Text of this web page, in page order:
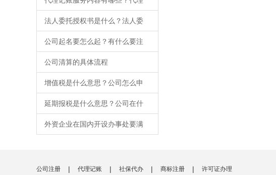
法人委托授权书是什么？法人委
公司起名要怎么起？有什么要注
公司清算的具体流程
增值税是什么意思？公司怎么申
延期报税是什么意思？公司在什
外资企业在国内开设办事处要满
公司注册 | 代理记账 | 社保代办 | 商标注册 | 许可证办理